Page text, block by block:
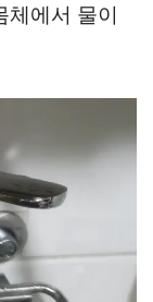
체에서 물이